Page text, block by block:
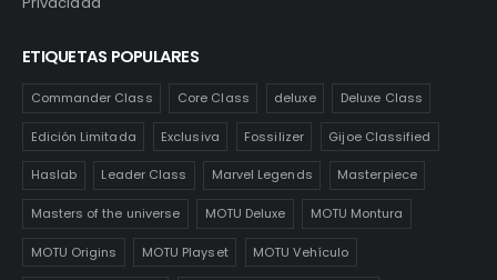
ETIQUETAS POPULARES
Commander Class Core Class deluxe Deluxe Class
Edición Limitada Exclusiva Fossilizer Gijoe Classified
Haslab Leader Class Marvel Legends Masterpiece
Masters of the universe MOTU Deluxe MOTU Montura
MOTU Origins MOTU Playset MOTU Vehículo